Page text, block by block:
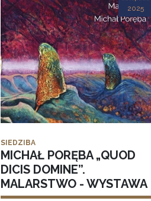
2025
SIEDZIBA
MICHAŁ PORĘBA „QUOD
DICIS DOMINE”.
MALARSTWO - WYSTAWA